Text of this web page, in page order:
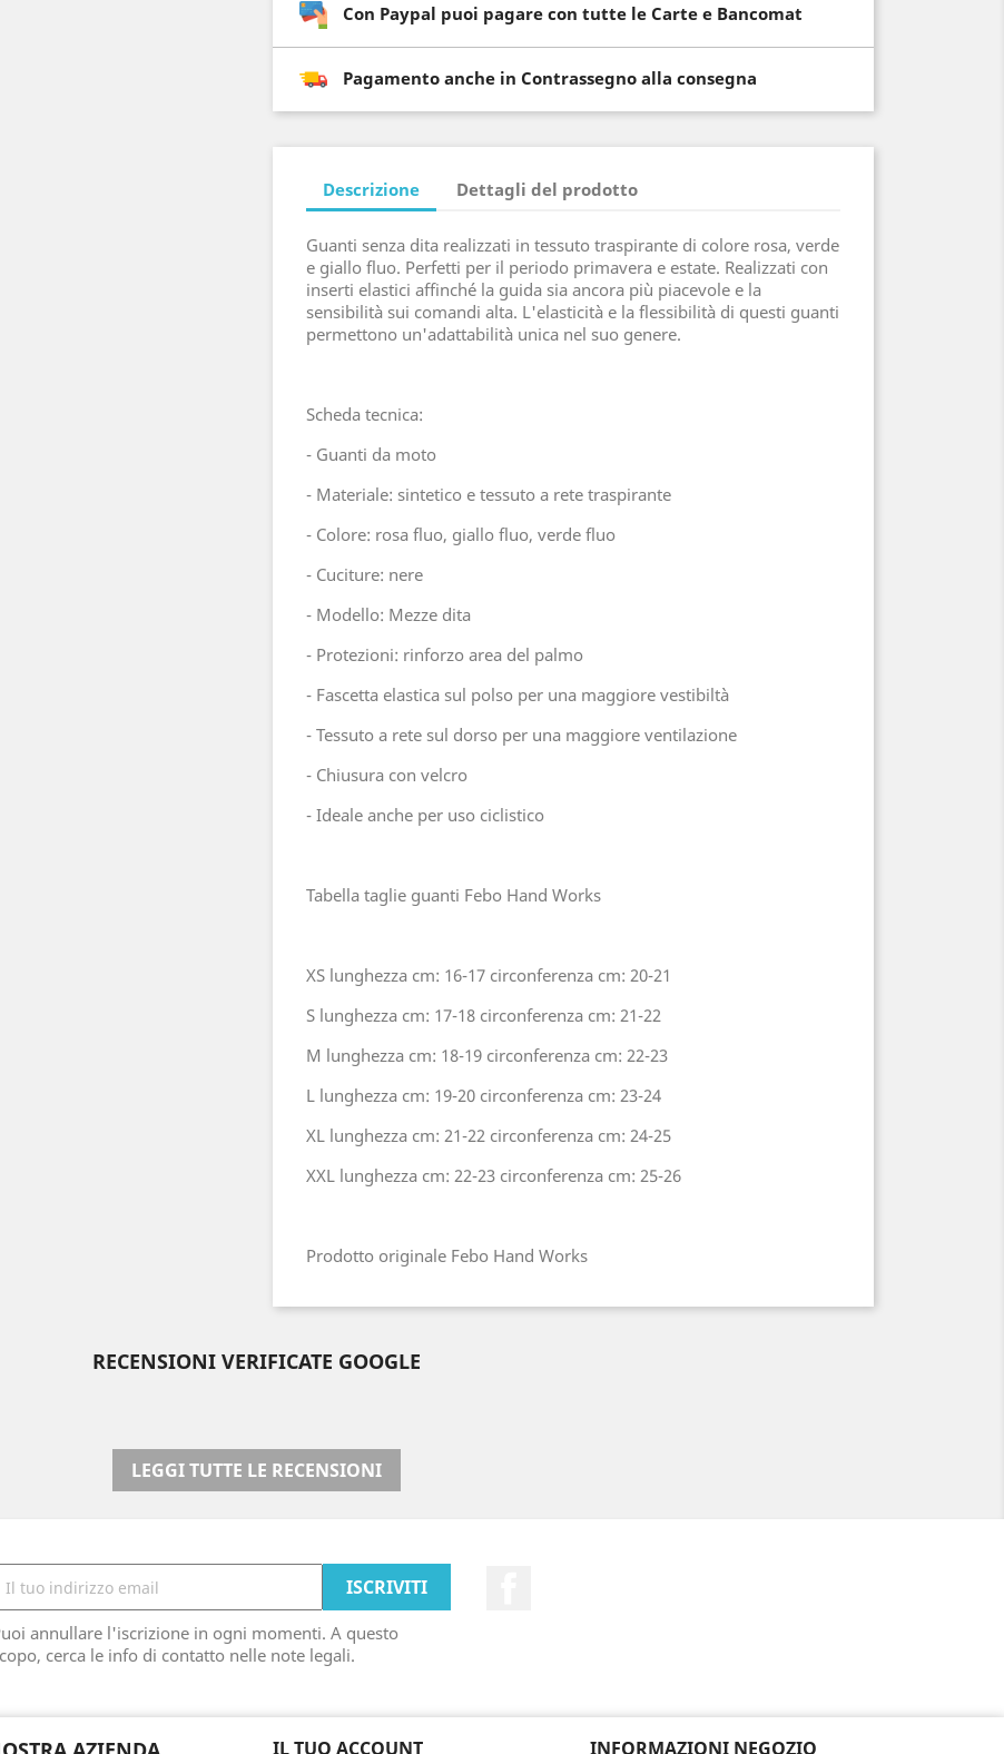
Con Paypal puoi pagare con tutte le Carte e Bancomat
Pagamento anche in Contrassegno alla consegna
Descrizione Dettagli del prodotto
Guanti senza dita realizzati in tessuto traspirante di colore rosa, verde
e giallo fluo. Perfetti per il periodo primavera e estate. Realizzati con
inserti elastici affinché la guida sia ancora più piacevole e la
sensibilità sui comandi alta. L'elasticità e la flessibilità di questi guanti
permettono un'adattabilità unica nel suo genere.
Scheda tecnica:
- Guanti da moto
- Materiale: sintetico e tessuto a rete traspirante
- Colore: rosa fluo, giallo fluo, verde fluo
- Cuciture: nere
- Modello: Mezze dita
- Protezioni: rinforzo area del palmo
- Fascetta elastica sul polso per una maggiore vestibiltà
- Tessuto a rete sul dorso per una maggiore ventilazione
- Chiusura con velcro
- Ideale anche per uso ciclistico
Tabella taglie guanti Febo Hand Works
XS lunghezza cm: 16-17 circonferenza cm: 20-21
S lunghezza cm: 17-18 circonferenza cm: 21-22
M lunghezza cm: 18-19 circonferenza cm: 22-23
L lunghezza cm: 19-20 circonferenza cm: 23-24
XL lunghezza cm: 21-22 circonferenza cm: 24-25
XXL lunghezza cm: 22-23 circonferenza cm: 25-26
Prodotto originale Febo Hand Works
RECENSIONI VERIFICATE GOOGLE
LEGGI TUTTE LE RECENSIONI
annullare l'iscrizione in ogni momenti. A questo
cerca le info di contatto nelle note legali.
IL TUO ACCOUNT INFORMAZIONI NEGOZIO